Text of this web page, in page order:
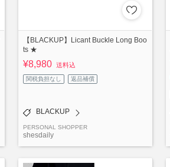
【BLACKUP】Licant Buckle Long Boo
ts ★
¥8,980 送料込
関税負担なし 返品補償
BLACKUP
PERSONAL SHOPPER
shesdaily